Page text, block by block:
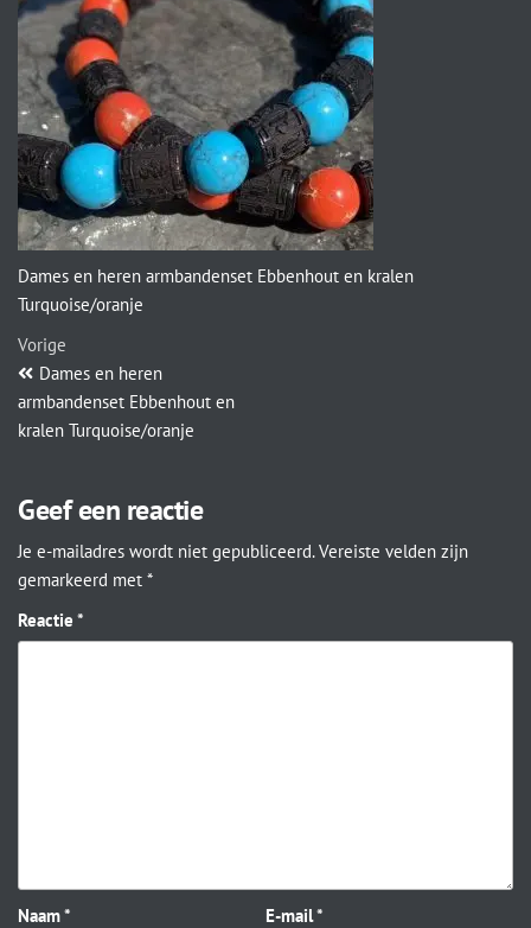
Dames en heren armbandenset Ebbenhout en kralen
Turquoise/oranje
Vorige
Dames en heren
armbandenset Ebbenhout en
kralen Turquoise/oranje
Geef een reactie
Je e-mailadres wordt niet gepubliceerd. Vereiste velden zijn
gemarkeerd met *
Reactie *
Naam* E-mail*